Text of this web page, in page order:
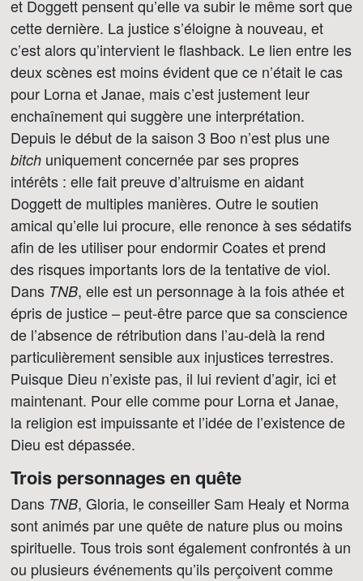
et Doggett pensent qu’elle va subir le même sort que
cette dernière. La justice s’éloigne à nouveau, et
c’est alors qu’intervient le flashback. Le lien entre les
deux scènes est moins évident que ce n’était le cas
pour Lorna et Janae, mais c’est justement leur
enchaînement qui suggère une interprétation.
Depuis le début de la saison 3 Boo n’est plus une
bitch uniquement concernée par ses propres
intérêts : elle fait preuve d’altruisme en aidant
Doggett de multiples manières. Outre le soutien
amical qu’elle lui procure, elle renonce à ses sédatifs
afin de les utiliser pour endormir Coates et prend
des risques importants lors de la tentative de viol.
Dans TNB, elle est un personnage à la fois athée et
épris de justice – peut-être parce que sa conscience
de l’absence de rétribution dans l’au-delà la rend
particulièrement sensible aux injustices terrestres.
Puisque Dieu n’existe pas, il lui revient d’agir, ici et
maintenant. Pour elle comme pour Lorna et Janae,
la religion est impuissante et l’idée de l’existence de
Dieu est dépassée.
Trois personnages en quête
Dans TNB, Gloria, le conseiller Sam Healy et Norma
sont animés par une quête de nature plus ou moins
spirituelle. Tous trois sont également confrontés à un
ou plusieurs événements qu’ils perçoivent comme